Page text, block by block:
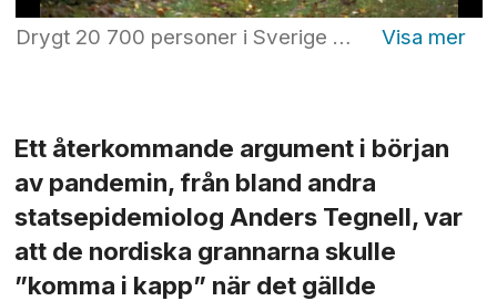
Drygt 20 700 personer i Sverige har hittills dött i covid-19. Bilden visar en kyrkogård på Alla helgons dag 2020. Foto: Janerik Henriksson/TT
Ett återkommande argument i början
av pandemin, från bland andra
statsepidemiolog Anders Tegnell, var
att de nordiska grannarna skulle
”komma i kapp” när det gällde